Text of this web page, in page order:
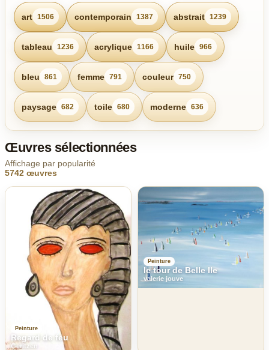
art 1506 contemporain 1387 abstrait 1239
tableau 1236 acrylique 1166 huile 966
bleu 861 femme 791 couleur 750
paysage 682 toile 680 moderne 636
Œuvres sélectionnées
Affichage par popularité
5742 œuvres
Peinture
Regard de feu
Geritzen
Peinture
le tour de Belle Ile
valerie jouve